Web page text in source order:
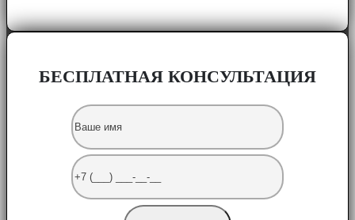
БЕСПЛАТНАЯ КОНСУЛЬТАЦИЯ